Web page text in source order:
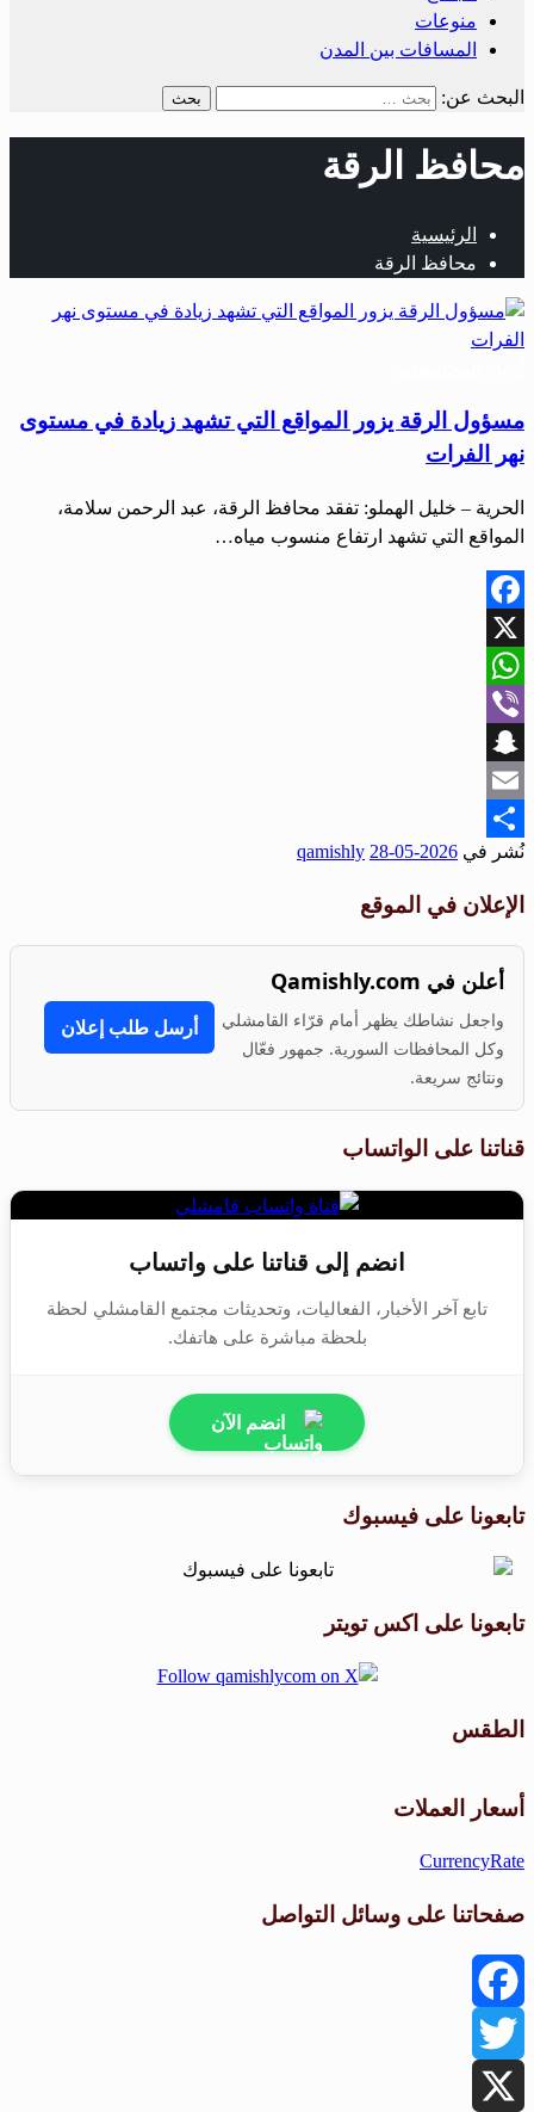
منوعات
المسافات بين المدن
البحث عن:
محافظ الرقة
الرئيسية
محافظ الرقة
مسؤول الرقة يزور المواقع التي تشهد زيادة في مستوى
نهر الفرات
الحرية – خليل الهملو: تفقد محافظ الرقة، عبد الرحمن سلامة،
المواقع التي تشهد ارتفاع منسوب مياه…
Facebook
X
WhatsApp
Viber
Snapchat
Email
Share
نُشر في 2026-05-28
qamishly
الإعلان في الموقع
أعلن في Qamishly.com
واجعل نشاطك يظهر أمام قرّاء القامشلي
وكل المحافظات السورية. جمهور فعّال
ونتائج سريعة.
أرسل طلب إعلان
قناتنا على الواتساب
انضم إلى قناتنا على واتساب
تابع آخر الأخبار، الفعاليات، وتحديثات مجتمع القامشلي لحظة
بلحظة مباشرة على هاتفك.
انضم الآن
تابعونا على فيسبوك
تابعونا على اكس تويتر
الطقس
أسعار العملات
CurrencyRate
صفحاتنا على وسائل التواصل
Facebook
Twitter